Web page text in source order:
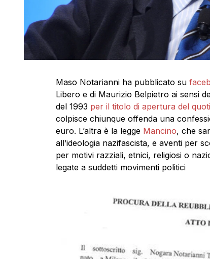
Maso Notarianni ha pubblicato su
Libero e di Maurizio Belpietro ai sensi
del 1993 per il titolo di apertura del
colpisce chiunque offenda una
euro. L’altra è la legge Mancino, che
all’ideologia nazifascista, e aventi per
per motivi razziali, etnici, religiosi o
legate a suddetti movimenti politici